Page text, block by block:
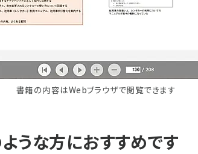
書籍の内容はWebブラウザで閲覧できます
うな方におすすめです